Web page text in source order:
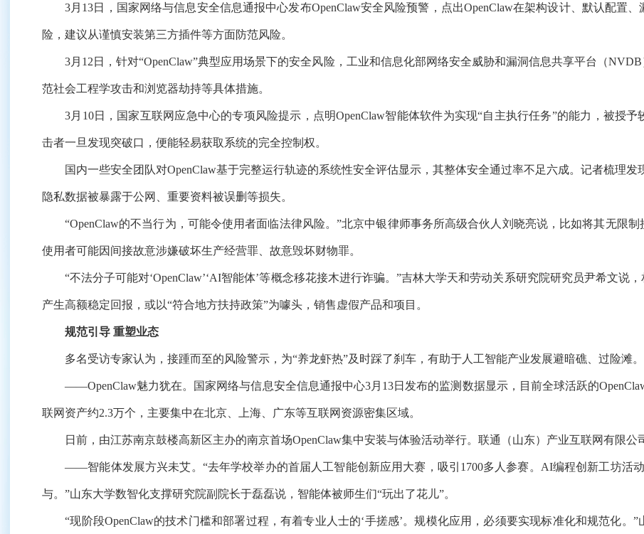
3月13日，国家网络与信息安全信息通报中心发布OpenClaw安全风险预警，点出OpenClaw在架构设计、默认配置
险，建议从谨慎安装第三方插件等方面防范风险。
3月12日，针对“OpenClaw”典型应用场景下的安全风险，工业和信息化部网络安全威胁和漏洞信息共享平台（
范社会工程学攻击和浏览器劫持等具体措施。
3月10日，国家互联网应急中心的专项风险提示，点明OpenClaw智能体软件为实现“自主执行任务”的能力，被授予
击者一旦发现突破口，便能轻易获取系统的完全控制权。
国内一些安全团队对OpenClaw基于完整运行轨迹的系统性安全评估显示，其整体安全通过率不足六成。记者梳理发
隐私数据被暴露于公网、重要资料被误删等损失。
“OpenClaw的不当行为，可能令使用者面临法律风险。”北京中银律师事务所高级合伙人刘晓亮说，比如将其无限制
使用者可能因间接故意涉嫌破坏生产经营罪、故意毁坏财物罪。
“不法分子可能对‘OpenClaw’‘AI智能体’等概念移花接木进行诈骗。”吉林大学天和劳动关系研究院研究员尹希文说
产生高额稳定回报，或以“符合地方扶持政策”为噱头，销售虚假产品和项目。
规范引导 重塑业态
多名受访专家认为，接踵而至的风险警示，为“养龙虾热”及时踩了刹车，有助于人工智能产业发展避暗礁、过险滩。
——OpenClaw魅力犹在。国家网络与信息安全信息通报中心3月13日发布的监测数据显示，目前全球活跃的
联网资产约2.3万个，主要集中在北京、上海、广东等互联网资源密集区域。
日前，由江苏南京鼓楼高新区主办的南京首场OpenClaw集中安装与体验活动举行。联通（山东）产业互联网有限公
——智能体发展方兴未艾。“去年学校举办的首届人工智能创新应用大赛，吸引1700多人参赛。AI编程创新工坊活动
与。”山东大学数智化支撑研究院副院长于磊磊说，智能体被师生们“玩出了花儿”。
“现阶段OpenClaw的技术门槛和部署过程，有着专业人士的‘手搓感’。规模化应用，必须要实现标准化和规范化。